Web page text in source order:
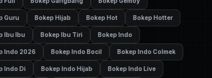
Guru Bokep Hijab Bokep Hot Bokep Hotter
Ibu Ibu Bokep Ibu Tiri Bokep Indo
Indo 2026 Bokep Indo Bocil Bokep Indo Colmek
Indo Di Bokep Indo Hijab Bokep Indo Live